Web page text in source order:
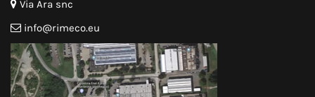
Via Ara snc
info@rimeco.eu